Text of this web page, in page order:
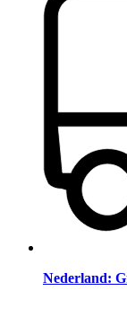
Nederland: